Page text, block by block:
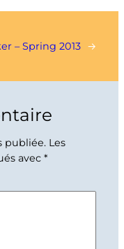
– Spring 2013 →
publiée. Les
avec *